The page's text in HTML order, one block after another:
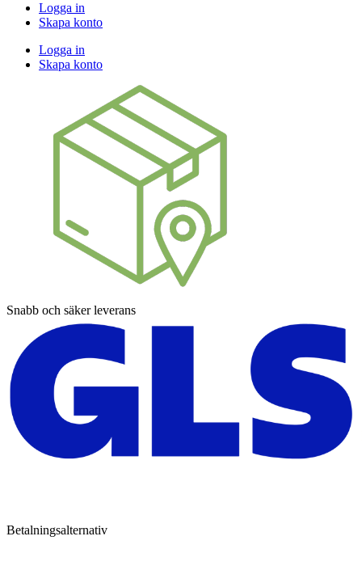
Logga in
Skapa konto
Logga in
Skapa konto
Snabb och säker leverans
Betalningsalternativ